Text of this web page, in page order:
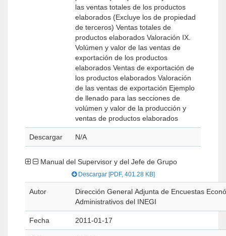
las ventas totales de los productos
elaborados (Excluye los de propiedad
de terceros) Ventas totales de
productos elaborados Valoración IX.
Volúmen y valor de las ventas de
exportación de los productos
elaborados Ventas de exportación de
los productos elaborados Valoración
de las ventas de exportación Ejemplo
de llenado para las secciones de
volúmen y valor de la producción y
ventas de productos elaborados
Descargar N/A
Manual del Supervisor y del Jefe de Grupo
Descargar [PDF, 401.28 KB]
Autor
Dirección General Adjunta de Encuestas
Administrativos del INEGI
Fecha 2011-01-17